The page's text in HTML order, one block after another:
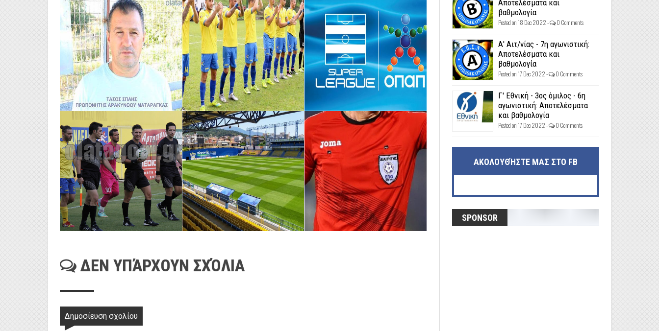
ΔΕΝ ΥΠΆΡΧΟΥΝ ΣΧΌΛΙΑ
Δημοσίευση σχολίου
Αποτελέσματα και
βαθμολογία
Posted on 18 Dec 2022 - 0 Comments
Α' Αιτ/νίας - 7η αγωνιστική:
Αποτελέσματα και
βαθμολογία
Posted on 17 Dec 2022 - 0 Comments
Γ' Εθνική - 3ος όμιλος - 6η
αγωνιστική: Αποτελέσματα
και βαθμολογία
Posted on 17 Dec 2022 - 0 Comments
ΑΚΟΛΟΥΘΉΣΤΕ ΜΑΣ ΣΤΟ FB
SPONSOR